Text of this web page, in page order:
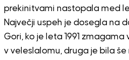
prekinitvami nastopala med
Največji uspeh je dosegla na
Gori, ko je leta 1991
v veleslalomu, druga je bila